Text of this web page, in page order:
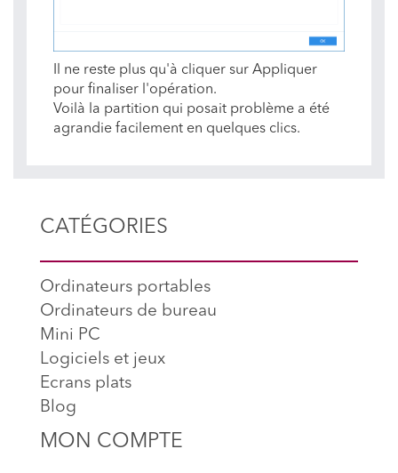
Il ne reste plus qu'à cliquer sur Appliquer
pour finaliser l'opération.
Voilà la partition qui posait problème a été
agrandie facilement en quelques clics.
CATÉGORIES
Ordinateurs portables
Ordinateurs de bureau
Mini PC
Logiciels et jeux
Ecrans plats
Blog
MON COMPTE